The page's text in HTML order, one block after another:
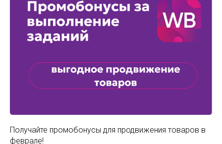
Получайте промобонусы для продвижения товаров в
феврале!